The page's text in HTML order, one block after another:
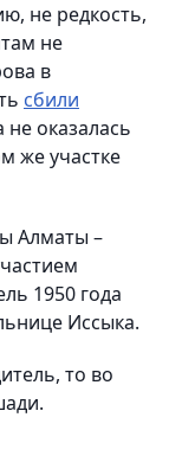
не редкость,
не
в
сбили
оказалась
же участке
Алматы –
1950 года
Иссыка.
то во